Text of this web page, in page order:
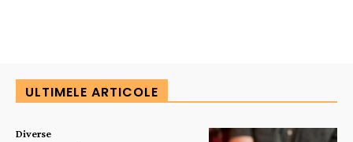
ULTIMELE ARTICOLE
Diverse